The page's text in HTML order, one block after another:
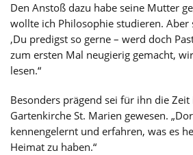
Den Anstoß dazu habe seine Mutter
wollte ich Philosophie studieren. Aber
‚Du predigst so gerne – werd doch
zum ersten Mal neugierig gemacht,
lesen.“
Besonders prägend sei für ihn die
Gartenkirche St. Marien gewesen.
kennengelernt und erfahren, was es
Heimat zu haben.“